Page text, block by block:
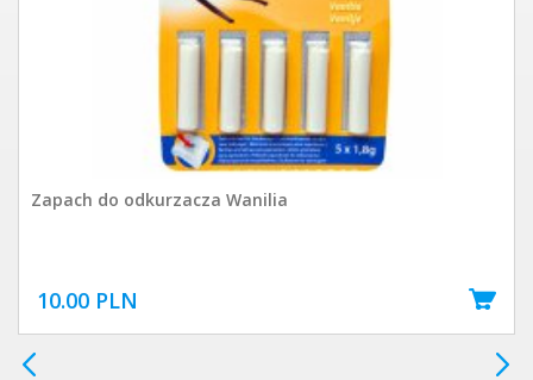
Zapach do odkurzacza Wanilia
10.00 PLN